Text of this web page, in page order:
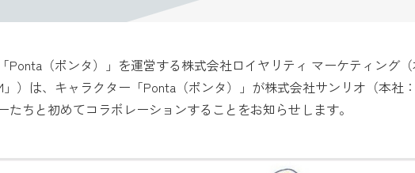
Ponta（ポンタ）」を運営する株式会社ロイヤリティ マーケティング
）は、キャラクター「Ponta（ポンタ）」が株式会社サンリオ（本社
たちと初めてコラボレーションすることをお知らせします。